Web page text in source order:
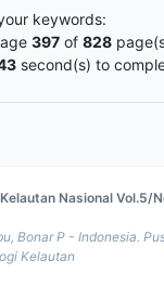
keywords:
397 of 828
second(s) to
Nasional Vol.5/
Bonar P - Indonesia.
Kelautan